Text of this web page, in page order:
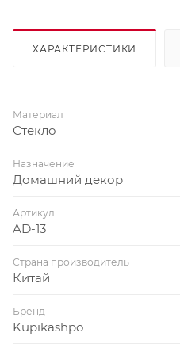
ХАРАКТЕРИСТИКИ
Материал
Стекло
Назначение
Домашний декор
Артикул
AD-13
Страна производитель
Китай
Бренд
Kupikashpo